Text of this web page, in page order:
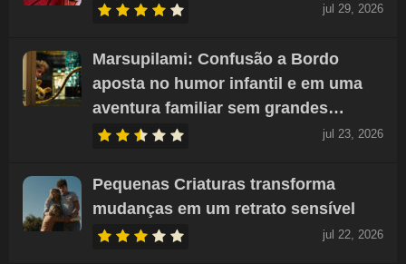
jul 29, 2026
Marsupilami: Confusão a Bordo
aposta no humor infantil e em uma
aventura familiar sem grandes…
jul 23, 2026
Pequenas Criaturas transforma
mudanças em um retrato sensível
jul 22, 2026